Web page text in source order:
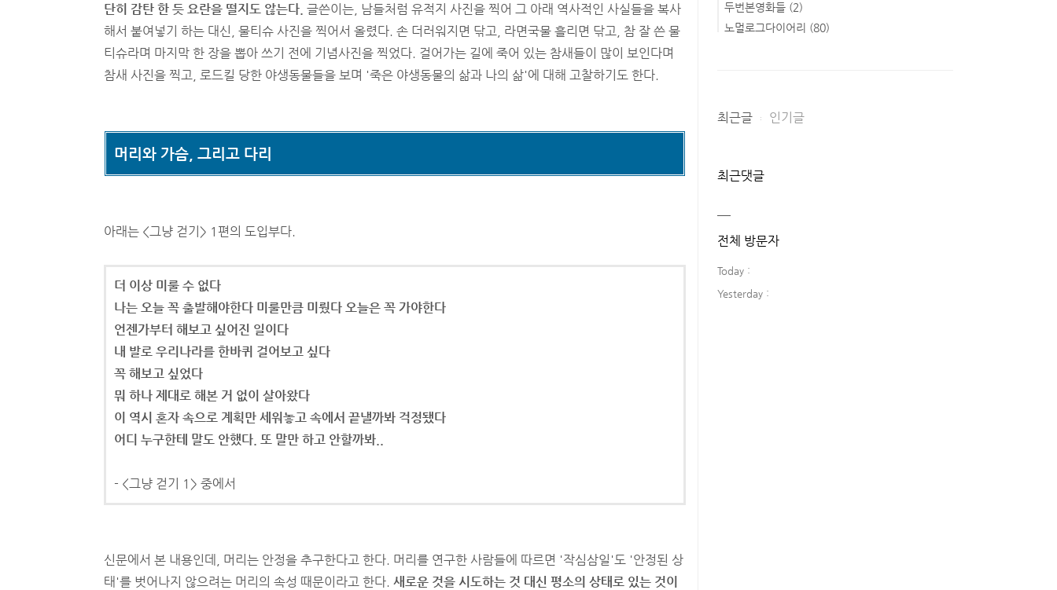
단히 감탄 한 듯 요란을 떨지도 않는다. 글쓴이는, 남들처럼 유적지 사진을 찍어 그 아래 역사적인 사실들을 복사
해서 붙여넣기 하는 대신, 물티슈 사진을 찍어서 올렸다. 손 더러워지면 닦고, 라면국물 흘리면 닦고, 참 잘 쓴 물
티슈라며 마지막 한 장을 뽑아 쓰기 전에 기념사진을 찍었다. 걸어가는 길에 죽어 있는 참새들이 많이 보인다며
참새 사진을 찍고, 로드킬 당한 야생동물들을 보며 '죽은 야생동물의 삶과 나의 삶'에 대해 고찰하기도 한다.
머리와 가슴, 그리고 다리
아래는 <그냥 걷기> 1편의 도입부다.
더 이상 미룰 수 없다
나는 오늘 꼭 출발해야한다 미룰만큼 미뤘다 오늘은 꼭 가야한다
언젠가부터 해보고 싶어진 일이다
내 발로 우리나라를 한바퀴 걸어보고 싶다
꼭 해보고 싶었다
뭐 하나 제대로 해본 거 없이 살아왔다
이 역시 혼자 속으로 계획만 세워놓고 속에서 끝낼까봐 걱정됐다
어디 누구한테 말도 안했다. 또 말만 하고 안할까봐..
- <그냥 걷기 1> 중에서
신문에서 본 내용인데, 머리는 안정을 추구한다고 한다. 머리를 연구한 사람들에 따르면 '작심삼일'도 '안정된 상
태'를 벗어나지 않으려는 머리의 속성 때문이라고 한다. 새로운 것을 시도하는 것 대신 평소의 상태로 있는 것이
두번본영화들 (2)
노멀로그다이어리 (80)
최근글 인기글
최근댓글
전체 방문자
Today :
Yesterday :